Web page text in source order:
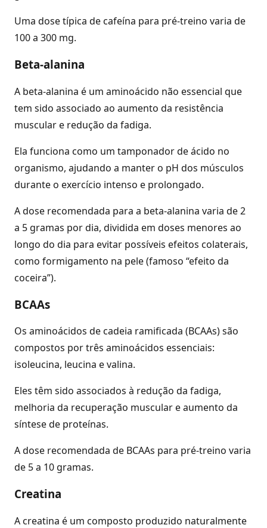
Uma dose típica de cafeína para pré-treino varia de
100 a 300 mg.
Beta-alanina
A beta-alanina é um aminoácido não essencial que
tem sido associado ao aumento da resistência
muscular e redução da fadiga.
Ela funciona como um tamponador de ácido no
organismo, ajudando a manter o pH dos músculos
durante o exercício intenso e prolongado.
A dose recomendada para a beta-alanina varia de 2
a 5 gramas por dia, dividida em doses menores ao
longo do dia para evitar possíveis efeitos colaterais,
como formigamento na pele (famoso “efeito da
coceira”).
BCAAs
Os aminoácidos de cadeia ramificada (BCAAs) são
compostos por três aminoácidos essenciais:
isoleucina, leucina e valina.
Eles têm sido associados à redução da fadiga,
melhoria da recuperação muscular e aumento da
síntese de proteínas.
A dose recomendada de BCAAs para pré-treino varia
de 5 a 10 gramas.
Creatina
A creatina é um composto produzido naturalmente